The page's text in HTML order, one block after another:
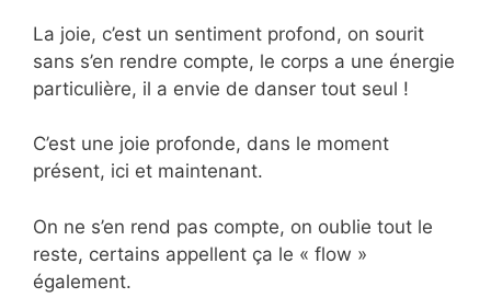
La joie, c’est un sentiment profond, on sourit
sans s’en rendre compte, le corps a une énergie
particulière, il a envie de danser tout seul !
C’est une joie profonde, dans le moment
présent, ici et maintenant.
On ne s’en rend pas compte, on oublie tout le
reste, certains appellent ça le « flow »
également.